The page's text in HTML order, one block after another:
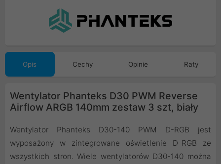
Opis Cechy Opinie Raty
Wentylator Phanteks D30 PWM Reverse
Airflow ARGB 140mm zestaw 3 szt, biały
Wentylator Phanteks D30-140 PWM D-RGB jest
wyposażony w zintegrowane oświetlenie D-RGB ze
wszystkich stron. Wiele wentylatorów D30-140 można